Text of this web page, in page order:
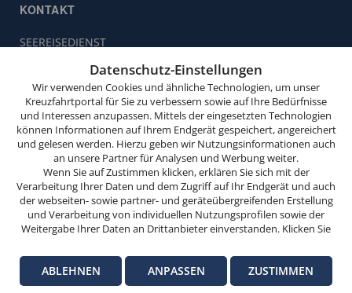
KONTAKT
SEEREISEDIENST
47119 Duisburg
Buchungsservice:0203 / 30 98 00
(Mo. bis Fr. von 9.00 bis 18.00 Uhr,
Sa. von 10.00 bis 15.00 Uhr,
So. von 10.00 bis 13.00 Uhr,
außer feiertags)
info@seereisedienst.de
ImpressumDatenschutz-Informationen
Datenschutz-Einstellungen
Versicherungsvertrag widerrufen
Diese
verwendet
Cookies.
Wenn
Sie
weitersurfen,
stimmen
Sie
der
Cookie-
OK
Datenschutz-Einstellungen
Wir verwenden Cookies und ähnliche Technologien, um unser
Kreuzfahrtportal für Sie zu verbessern sowie auf Ihre Bedürfnisse
und Interessen anzupassen. Mittels der eingesetzten Technologien
können Informationen auf Ihrem Endgerät gespeichert, angereichert
und gelesen werden. Hierzu geben wir Nutzungsinformationen auch
an unsere Partner für Analysen und Werbung weiter.
Wenn Sie auf Zustimmen klicken, erklären Sie sich mit der
Verarbeitung Ihrer Daten und dem Zugriff auf Ihr Endgerät und auch
der webseiten- sowie partner- und geräteübergreifenden Erstellung
und Verarbeitung von individuellen Nutzungsprofilen sowie der
Weitergabe Ihrer Daten an Drittanbieter einverstanden. Klicken Sie
notwendigen Verarbeitungen zustimmen möchten. Klicken Sie auf
Anpassen, um einzelnen Anbietern die Zustimmung zu erteilen.
Weitere Informationen finden Sie in unserenDatenschutz-
ABLEHNEN ANPASSEN ZUSTIMMEN